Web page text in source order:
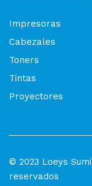
Impresoras
Cabezales
Toners
Tintas
Proyectores
© 2023 Loeys
reservados